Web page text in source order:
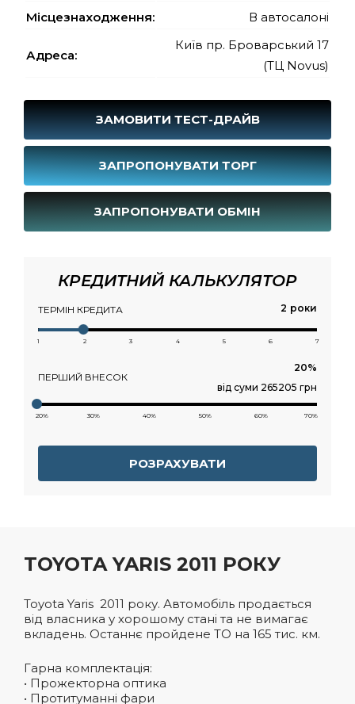
Місцезнаходження:
В автосалоні
Адреса:
Київ пр. Броварський 17
(ТЦ Novus)
ЗАМОВИТИ ТЕСТ-ДРАЙВ
ЗАПРОПОНУВАТИ ТОРГ
ЗАПРОПОНУВАТИ ОБМІН
КРЕДИТНИЙ КАЛЬКУЛЯТОР
ТЕРМІН КРЕДИТА роки
1 2 3 4 5 6 7
ПЕРШИЙ ВНЕСОК
від суми 265205 грн
20% 30% 40% 50% 60% 70%
РОЗРАХУВАТИ
TOYOTA YARIS 2011 РОКУ
Toyota Yaris 2011 року. Автомобіль продається
від власника у хорошому стані та не вимагає
вкладень. Останнє пройдене ТО на 165 тис. км.
Гарна комплектація:
• Прожекторна оптика
• Протитуманні фари